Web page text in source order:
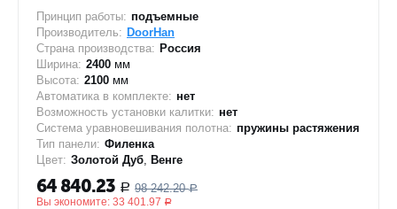
Принцип работы: подъемные
Производитель: DoorHan
Страна производства: Россия
Ширина: 2400 мм
Высота: 2100 мм
Автоматика в комплекте: нет
Возможность установки калитки: нет
Система уравновешивания полотна: пружины растяжения
Тип панели: Филенка
Цвет: Золотой Дуб, Венге
64 840.23 Р 98 242.20 Р
Вы экономите: 33 401.97 Р